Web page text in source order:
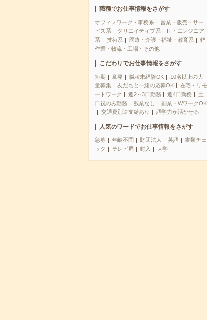
職種でお仕事情報をさがす
オフィスワーク・事務系
営業・販売・サー
ビス系
クリエイティブ系
IT・エンジニア
系
技術系 医療・介護・福祉・教育系
軽
作業・物流・工場・その他
こだわりでお仕事情報をさがす
短期 単発 職種未経験OK
10名以上の大
量募集
友だちと一緒の応募OK
在宅・リモ
ートワーク
週2～3日勤務 週4日勤務
土
日祝のみ勤務
残業なし
副業・WワークOK
交通費別途支給あり
語学力が活かせる
人気のワードでお仕事情報をさがす
急募 年齢不問 財団法人 英語
書類チェ
ック
テレビ局 封入 大学